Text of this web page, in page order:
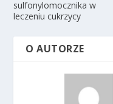
sulfonylomocznika w
leczeniu cukrzycy
O AUTORZE